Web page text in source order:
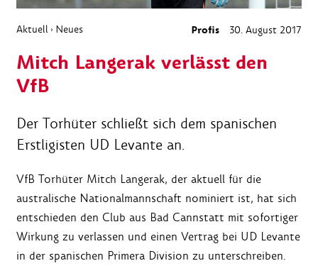
Aktuell › Neues Profis 30. August 2017
Mitch Langerak verlässt den
VfB
Der Torhüter schließt sich dem spanischen
Erstligisten UD Levante an.
VfB Torhüter Mitch Langerak, der aktuell für die
australische Nationalmannschaft nominiert ist, hat sich
entschieden den Club aus Bad Cannstatt mit sofortiger
Wirkung zu verlassen und einen Vertrag bei UD Levante
in der spanischen Primera Division zu unterschreiben.